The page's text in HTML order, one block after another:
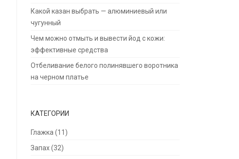
Какой казан выбрать — алюминиевый или
чугунный
Чем можно отмыть и вывести йод с кожи:
эффективные средства
Отбеливание белого полинявшего воротника
на черном платье
КАТЕГОРИИ
Глажка (11)
Запах(32)